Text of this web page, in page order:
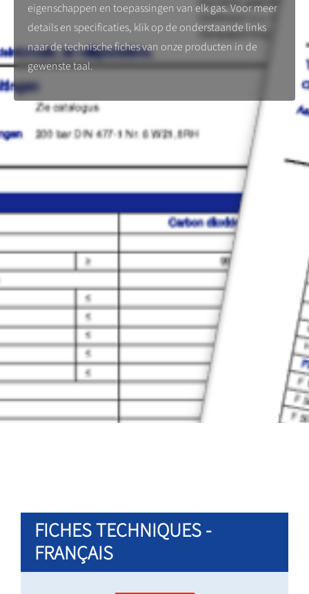
eigenschappen en toepassingen van elk gas. Voor meer
details en specificaties, klik op de onderstaande links
naar de technische fiches van onze producten in de
gewenste taal.
FICHES TECHNIQUES -
FRANÇAIS